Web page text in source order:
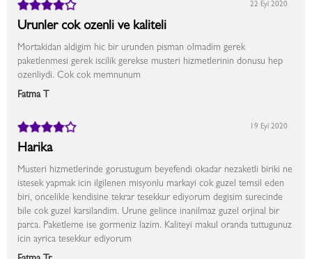
Urunler cok ozenli ve kaliteli
Mortakidan aldigim hic bir urunden pisman olmadim gerek
paketlenmesi gerek iscilik gerekse musteri hizmetlerinin donusu hep
ozenliydi. Cok cok memnunum
Fatma T
22 Eyl 2020
Harika
Musteri hizmetlerinde gorustugum beyefendi okadar nezaketli biriki ne
istesek yapmak icin ilgilenen misyonlu markayi cok guzel temsil eden
biri, oncelikle kendisine tekrar tesekkur ediyorum degisim surecinde
bile cok guzel karsilandim. Urune gelince inanilmaz guzel orjinal bir
parca. Paketleme ise gormeniz lazim. Kaliteyi makul oranda tuttugunuz
icin ayrica tesekkur ediyorum
19 Eyl 2020